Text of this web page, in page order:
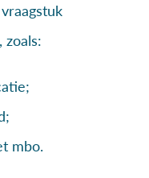
zoals:
mbo.